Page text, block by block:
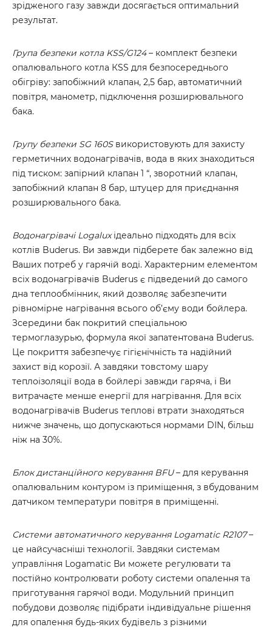
зрідженого газу завжди досягається оптимальний
результат.
Група безпеки котла KSS/G124– комплект безпеки
опалювального котла КSS для безпосереднього
обігріву: запобіжний клапан, 2,5 бар, автоматичний
повітря, манометр, підключення розширювального
бака.
Групу безпеки SG 160Sвикористовують для захисту
герметичних водонагрівачів, вода в яких знаходиться
під тиском: запірний клапан 1 “, зворотний клапан,
запобіжний клапан 8 бар, штуцер для приєднання
розширювального бака.
Водонагрівачі Logaluxідеально підходять для всіх
котлів Buderus. Ви завжди підберете бак залежно від
Ваших потреб у гарячій воді. Характерним елементом
всіх водонагрівачів Buderus є підведений до самого
дна теплообмінник, який дозволяє забезпечити
рівномірне нагрівання всього об’єму води бойлера.
Зсередини бак покритий спеціальною
термоглазурью, формула якої запатентована Buderus.
Це покриття забезпечує гігієнічність та надійний
захист від корозії. А завдяки товстому шару
теплоізоляції вода в бойлері завжди гаряча, і Ви
витрачаєте менше енергії для нагрівання. Для всіх
водонагрівачів Buderus теплові втрати знаходяться
нижче значень, що допускаються нормами DIN, більш
ніж на 30%.
Блок дистанційного керування BFU– для керування
опалювальним контуром із приміщення, з вбудованим
датчиком температури повітря в приміщенні.
Системи автоматичного керування Logamatic R2107–
це найсучасніші технології. Завдяки системам
управління Logamatic Ви можете регулювати та
постійно контролювати роботу системи опалення та
приготування гарячої води. Модульний принцип
побудови дозволяє підібрати індивідуальне рішення
для опалення будь-яких будівель з різними